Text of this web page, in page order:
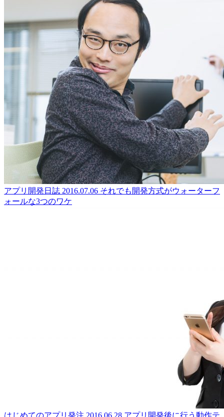
アプリ開発日誌 2016.07.06 それでも開発方式がウォーターフ
ォールな3つのワケ
はじめてのアプリ発注 2016.06.28 アプリ開発後に行う動作テ